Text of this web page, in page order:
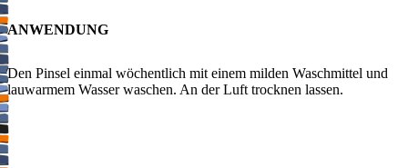
ANWENDUNG
Den Pinsel einmal wöchentlich mit einem milden Waschmittel und
lauwarmem Wasser waschen. An der Luft trocknen lassen.